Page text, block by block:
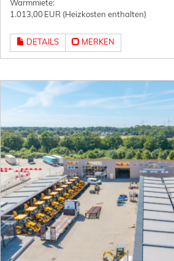
Warmmiete:
1.013,00 EUR (Heizkosten enthalten)
DETAILS MERKEN